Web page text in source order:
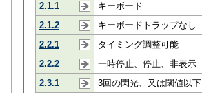
2.1.1
キーボード
2.1.2
キーボードトラップなし
2.2.1
タイミング調整可能
2.2.2
一時停止、停止、非表示
2.3.1
3回の閃光、又は閾値以下